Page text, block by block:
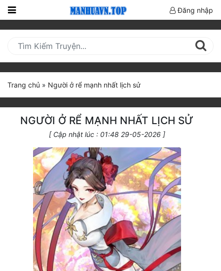
Nhật
(current)
BXH
Truyện HOT
Truyện Mới Ra
Hoàn Thành
Đăng nhập
Trang chủ » Người ở rể mạnh nhất lịch sử
NGƯỜI Ở RỂ MẠNH NHẤT LỊCH SỬ
[ Cập nhật lúc : 01:48 29-05-2026 ]